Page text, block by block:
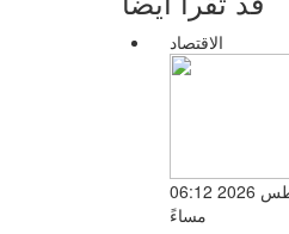
الاقتصاد
الجمعة 07 أغسطس 2026 06:12
مساءً